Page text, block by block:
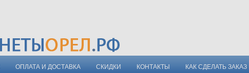
ОПЛАТА И ДОСТАВКА СКИДКИ КОНТАКТЫ КАК СДЕЛАТЬ ЗАКАЗ